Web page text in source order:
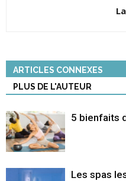
ARTICLES CONNEXES
PLUS DE L'AUTEUR
5 bienfaits
Les spas